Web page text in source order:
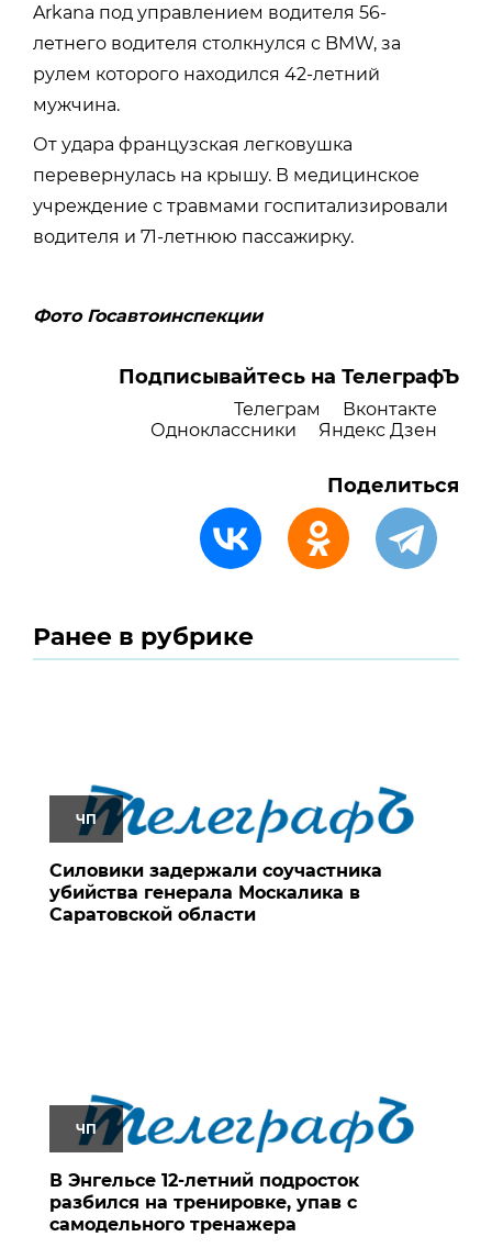
Arkana под управлением водителя 56-
летнего водителя столкнулся с BMW, за
рулем которого находился 42-летний
мужчина.
От удара французская легковушка
перевернулась на крышу. В медицинское
учреждение с травмами госпитализировали
водителя и 71-летнюю пассажирку.
Фото Госавтоинспекции
Подписывайтесь на ТелеграфЪ
Телеграм
Вконтакте
Одноклассники
Яндекс Дзен
Поделиться
Ранее в рубрике
ЧП
Силовики задержали соучастника
убийства генерала Москалика в
Саратовской области
ЧП
В Энгельсе 12-летний подросток
разбился на тренировке, упав с
самодельного тренажера